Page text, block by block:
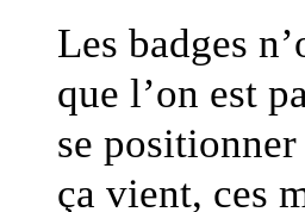
Les badges
que l’on est
se
ça vient, ces